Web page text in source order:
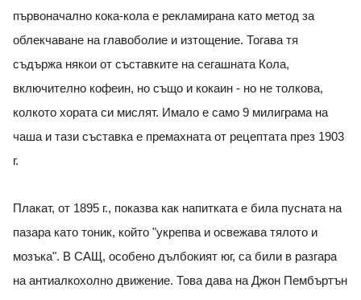
първоначално кока-кола е рекламирана като метод за
облекчаване на главоболие и изтощение. Тогава тя
съдържа някои от съставките на сегашната Кола,
включително кофеин, но също и кокаин - но не толкова,
колкото хората си мислят. Имало е само 9 милиграма на
чаша и тази съставка е премахната от рецептата през 1903
г.
Плакат, от 1895 г., показва как напитката е била пусната на
пазара като тоник, който "укрепва и освежава тялото и
мозъка". В САЩ, особено дълбокият юг, са били в разгара
на антиалкохолно движение. Това дава на Джон Пембъртън